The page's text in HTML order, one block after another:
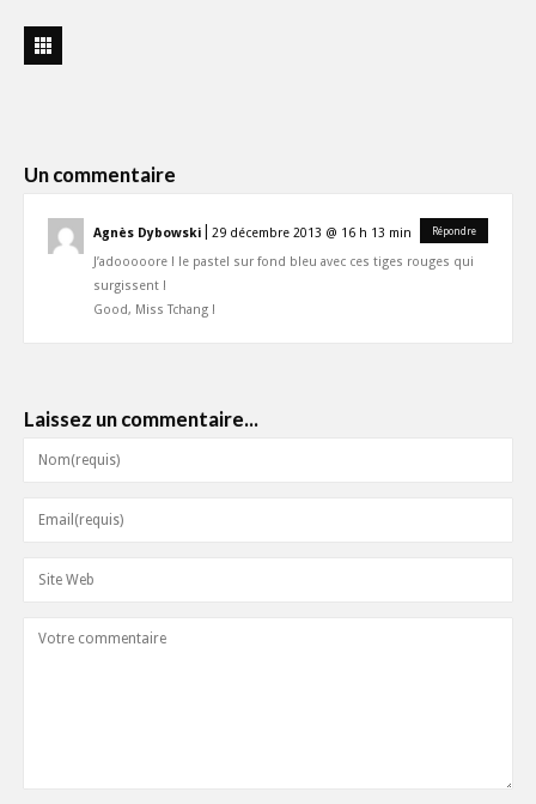
Un commentaire
Agnès Dybowski 29 décembre 2013 @ 16 h 13 min Répondre
J’adooooore ! le pastel sur fond bleu avec ces tiges rouges qui
surgissent !
Good, Miss Tchang !
Laissez un commentaire...